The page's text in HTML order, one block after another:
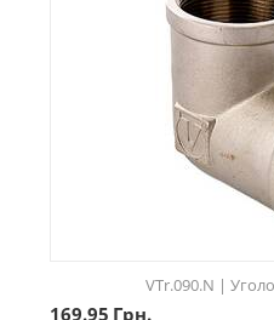
VTr.090.N |
169.95 Грн.